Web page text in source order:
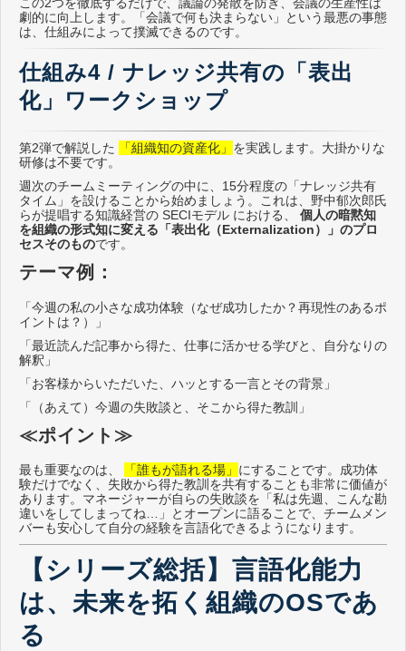
この2つを徹底するだけで、議論の発散を防ぎ、会議の生産性は
劇的に向上します。「会議で何も決まらない」という最悪の事態
は、仕組みによって撲滅できるのです。
仕組み4 / ナレッジ共有の「表出
化」ワークショップ
第2弾で解説した 「組織知の資産化」 を実践します。大掛かりな
研修は不要です。
週次のチームミーティングの中に、15分程度の「ナレッジ共有
タイム」を設けることから始めましょう。これは、野中郁次郎氏
らが提唱する知識経営の SECIモデル における、
個人の暗黙知
を組織の形式知に変える「表出化（Externalization）」のプロ
セスそのものです。
テーマ例：
「今週の私の小さな成功体験（なぜ成功したか？再現性のあるポ
イントは？）」
「最近読んだ記事から得た、仕事に活かせる学びと、自分なりの
解釈」
「お客様からいただいた、ハッとする一言とその背景」
「（あえて）今週の失敗談と、そこから得た教訓」
≪ポイント≫
最も重要なのは、 「誰もが語れる場」 にすることです。成功体
験だけでなく、失敗から得た教訓を共有することも非常に価値が
あります。マネージャーが自らの失敗談を「私は先週、こんな勘
違いをしてしまってね…」とオープンに語ることで、チームメン
バーも安心して自分の経験を言語化できるようになります。
【シリーズ総括】言語化能力
は、未来を拓く組織のOSであ
る